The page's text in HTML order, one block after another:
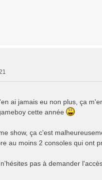
ai jamais eu non plus, ça
cette année
show, ça c'est
au moins 2 consoles qui ont
pas à demander